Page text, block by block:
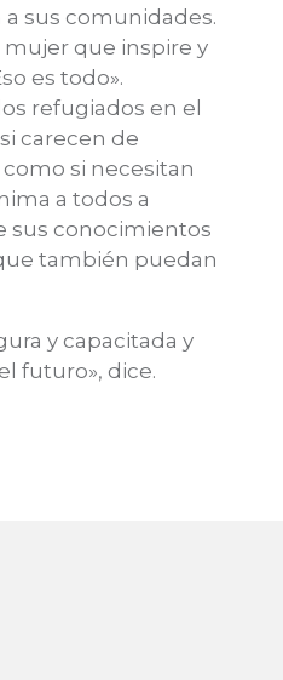
sus comunidades.
mujer que inspire y
es todo».
refugiados en el
carecen de
si necesitan
a todos a
sus conocimientos
también puedan
y capacitada y
futuro», dice.